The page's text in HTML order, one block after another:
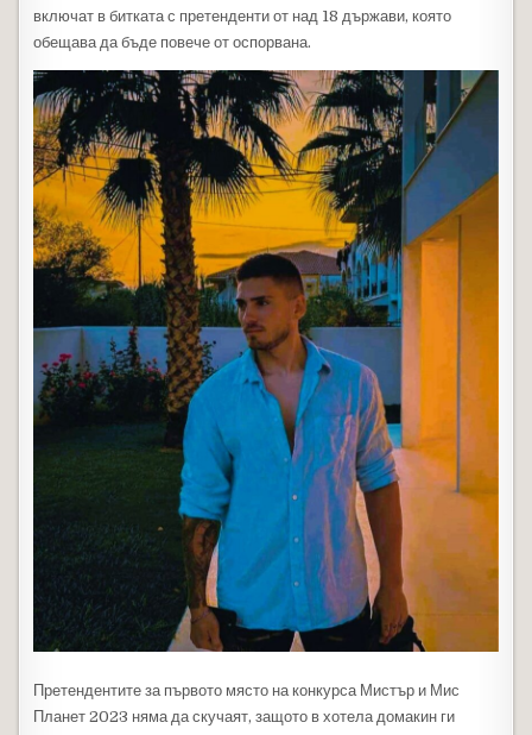
включат в битката с претенденти от над 18 държави, която
обещава да бъде повече от оспорвана.
Претендентите за първото място на конкурса Мистър и Мис
Планет 2023 няма да скучаят, защото в хотела домакин ги